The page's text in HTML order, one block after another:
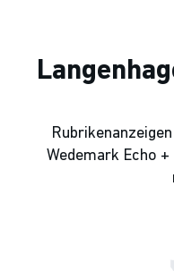
Wedemark Echo